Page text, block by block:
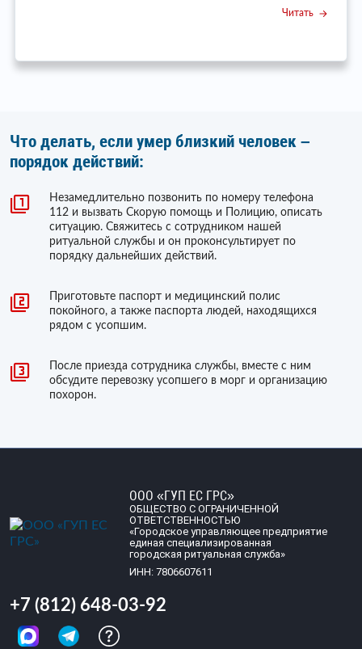
Читать
Что делать, если умер близкий человек –
порядок действий:
Незамедлительно позвонить по номеру телефона
112 и вызвать Скорую помощь и Полицию, описать
ситуацию. Свяжитесь с сотрудником нашей
ритуальной службы и он проконсультирует по
порядку дальнейших действий.
Приготовьте паспорт и медицинский полис
покойного, а также паспорта людей, находящихся
рядом с усопшим.
После приезда сотрудника службы, вместе с ним
обсудите перевозку усопшего в морг и организацию
похорон.
ООО «ГУП ЕС ГРС»
ОБЩЕСТВО С ОГРАНИЧЕННОЙ
ОТВЕТСТВЕННОСТЬЮ
«Городское управляющее предприятие
единая специализированная
городская ритуальная служба»
ИНН: 7806607611
+7 (812) 648-03-92